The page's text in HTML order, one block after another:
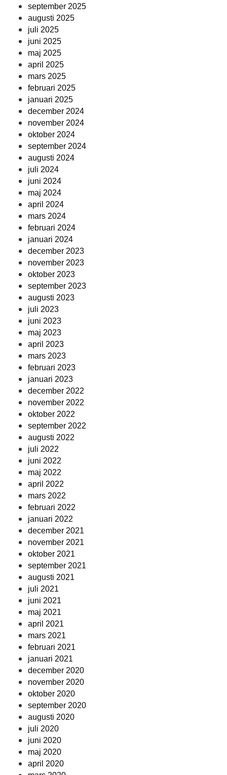
september 2025
augusti 2025
juli 2025
juni 2025
maj 2025
april 2025
mars 2025
februari 2025
januari 2025
december 2024
november 2024
oktober 2024
september 2024
augusti 2024
juli 2024
juni 2024
maj 2024
april 2024
mars 2024
februari 2024
januari 2024
december 2023
november 2023
oktober 2023
september 2023
augusti 2023
juli 2023
juni 2023
maj 2023
april 2023
mars 2023
februari 2023
januari 2023
december 2022
november 2022
oktober 2022
september 2022
augusti 2022
juli 2022
juni 2022
maj 2022
april 2022
mars 2022
februari 2022
januari 2022
december 2021
november 2021
oktober 2021
september 2021
augusti 2021
juli 2021
juni 2021
maj 2021
april 2021
mars 2021
februari 2021
januari 2021
december 2020
november 2020
oktober 2020
september 2020
augusti 2020
juli 2020
juni 2020
maj 2020
april 2020